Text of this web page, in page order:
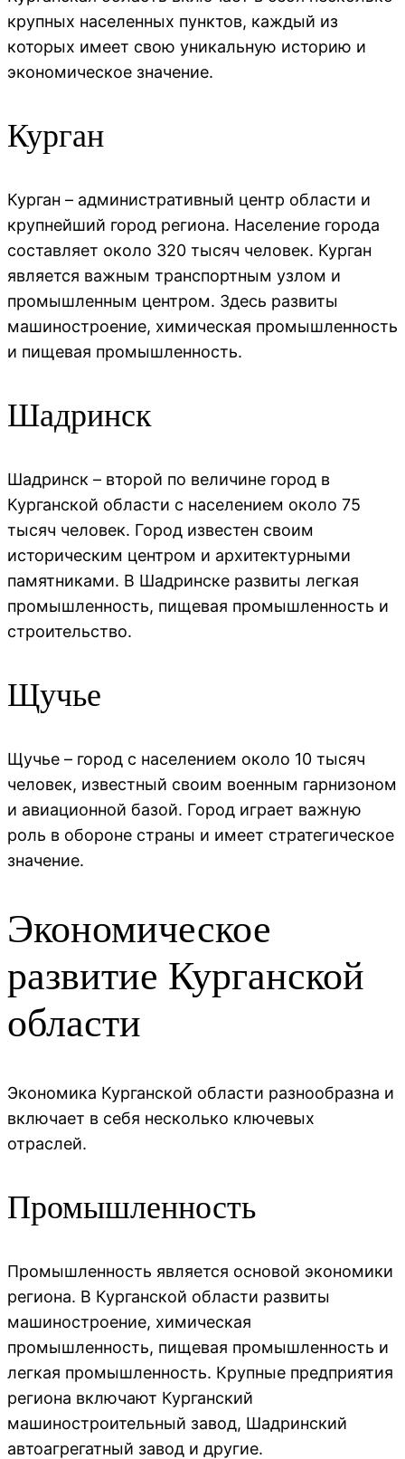
крупных населенных пунктов, каждый из
которых имеет свою уникальную историю и
экономическое значение.
Курган
Курган – административный центр области и
крупнейший город региона. Население города
составляет около 320 тысяч человек. Курган
является важным транспортным узлом и
промышленным центром. Здесь развиты
машиностроение, химическая промышленность
и пищевая промышленность.
Шадринск
Шадринск – второй по величине город в
Курганской области с населением около 75
тысяч человек. Город известен своим
историческим центром и архитектурными
памятниками. В Шадринске развиты легкая
промышленность, пищевая промышленность и
строительство.
Щучье
Щучье – город с населением около 10 тысяч
человек, известный своим военным гарнизоном
и авиационной базой. Город играет важную
роль в обороне страны и имеет стратегическое
значение.
Экономическое
развитие Курганской
области
Экономика Курганской области разнообразна и
включает в себя несколько ключевых
отраслей.
Промышленность
Промышленность является основой экономики
региона. В Курганской области развиты
машиностроение, химическая
промышленность, пищевая промышленность и
легкая промышленность. Крупные предприятия
региона включают Курганский
машиностроительный завод, Шадринский
автоагрегатный завод и другие.